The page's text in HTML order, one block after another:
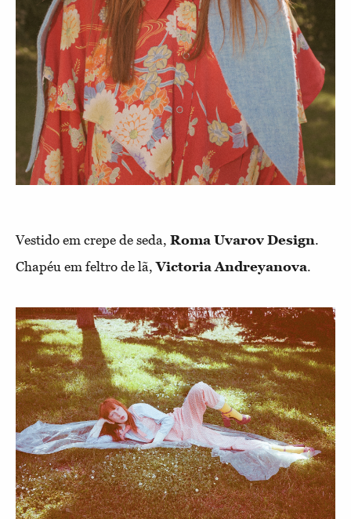
Vestido em crepe de seda, Roma Uvarov Design.
Chapéu em feltro de lã,Victoria Andreyanova.